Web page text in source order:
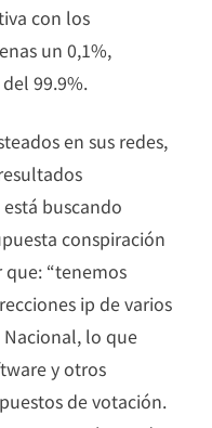
con los
un 0,1%,
99.9%.
en sus redes,
buscando
conspiración
“tenemos
ip de varios
Nacional, lo que
y otros
de votación.